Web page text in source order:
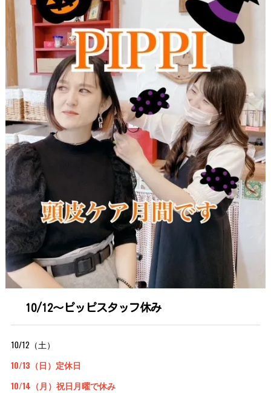
10/12～ピッピスタッフ休み
10/12（土）
10/13（日）定休日
10/14（月）祝日月曜で休み